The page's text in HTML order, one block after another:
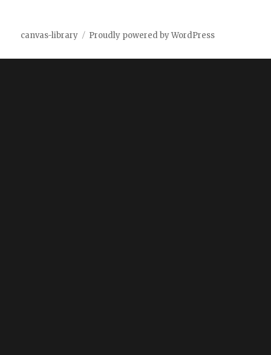
canvas-library Proudly powered by WordPress